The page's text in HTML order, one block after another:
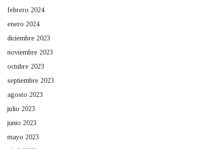
febrero 2024
enero 2024
diciembre 2023
noviembre 2023
octubre 2023
septiembre 2023
agosto 2023
julio 2023
junio 2023
mayo 2023